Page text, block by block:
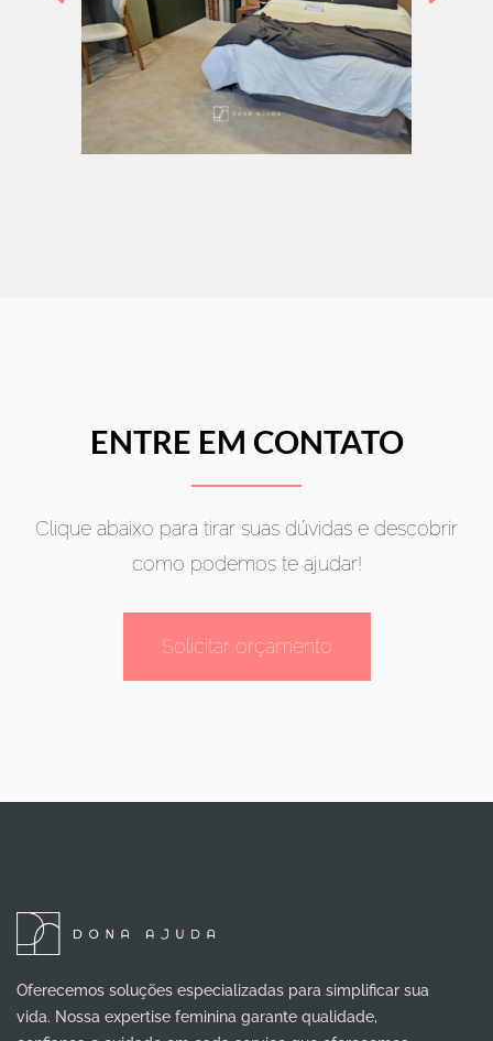
ENTRE EM CONTATO
Clique abaixo para tirar suas dúvidas e descobrir
como podemos te ajudar!
Solicitar orçamento
Oferecemos soluções especializadas para simplificar sua
vida. Nossa expertise feminina garante qualidade,